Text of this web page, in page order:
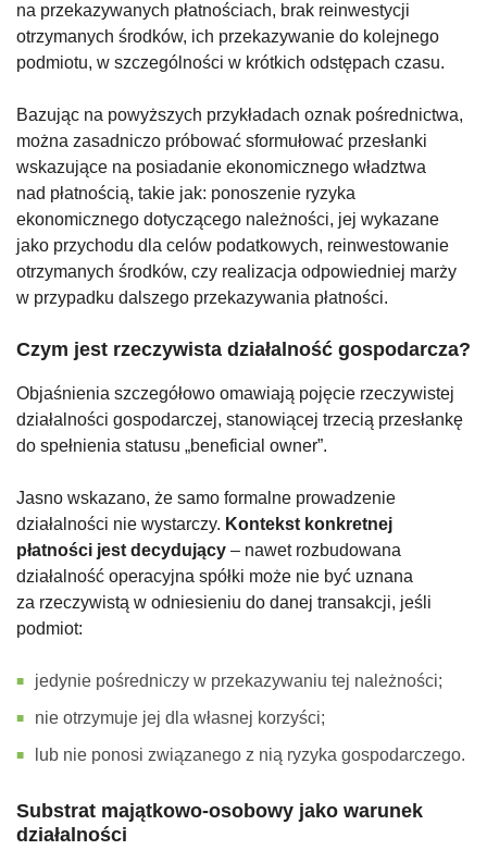
na przekazywanych płatnościach, brak reinwestycji
otrzymanych środków, ich przekazywanie do kolejnego
podmiotu, w szczególności w krótkich odstępach czasu.
Bazując na powyższych przykładach oznak pośrednictwa,
można zasadniczo próbować sformułować przesłanki
wskazujące na posiadanie ekonomicznego władztwa
nad płatnością, takie jak: ponoszenie ryzyka
ekonomicznego dotyczącego należności, jej wykazane
jako przychodu dla celów podatkowych, reinwestowanie
otrzymanych środków, czy realizacja odpowiedniej marży
w przypadku dalszego przekazywania płatności.
Czym jest rzeczywista działalność gospodarcza?
Objaśnienia szczegółowo omawiają pojęcie rzeczywistej
działalności gospodarczej, stanowiącej trzecią przesłankę
do spełnienia statusu „beneficial owner”.
Jasno wskazano, że samo formalne prowadzenie
działalności nie wystarczy. Kontekst konkretnej
płatności jest decydujący – nawet rozbudowana
działalność operacyjna spółki może nie być uznana
za rzeczywistą w odniesieniu do danej transakcji, jeśli
podmiot:
jedynie pośredniczy w przekazywaniu tej należności;
nie otrzymuje jej dla własnej korzyści;
lub nie ponosi związanego z nią ryzyka gospodarczego.
Substrat majątkowo-osobowy jako warunek
działalności